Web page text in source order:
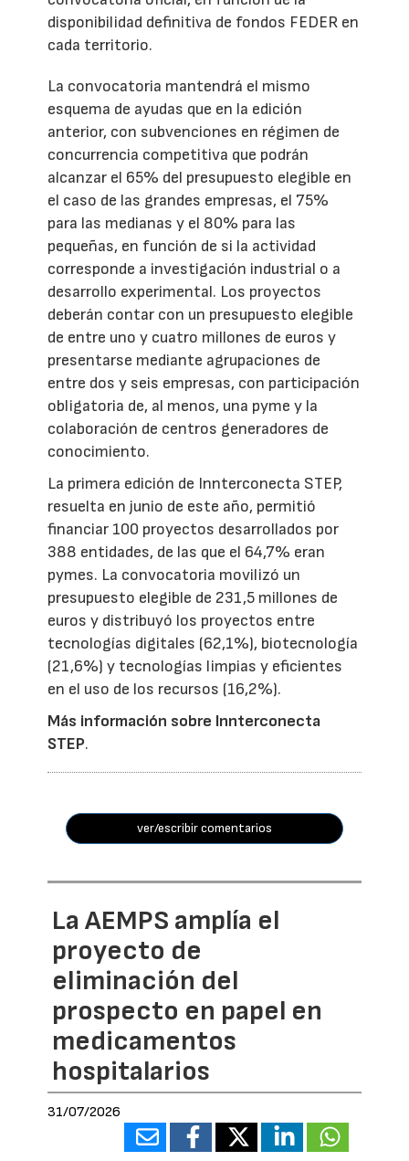
disponibilidad definitiva de fondos FEDER en
cada territorio.
La convocatoria mantendrá el mismo
esquema de ayudas que en la edición
anterior, con subvenciones en régimen de
concurrencia competitiva que podrán
alcanzar el 65% del presupuesto elegible en
el caso de las grandes empresas, el 75%
para las medianas y el 80% para las
pequeñas, en función de si la actividad
corresponde a investigación industrial o a
desarrollo experimental. Los proyectos
deberán contar con un presupuesto elegible
de entre uno y cuatro millones de euros y
presentarse mediante agrupaciones de
entre dos y seis empresas, con participación
obligatoria de, al menos, una pyme y la
colaboración de centros generadores de
conocimiento.
La primera edición de Innterconecta STEP,
resuelta en junio de este año, permitió
financiar 100 proyectos desarrollados por
388 entidades, de las que el 64,7% eran
pymes. La convocatoria movilizó un
presupuesto elegible de 231,5 millones de
euros y distribuyó los proyectos entre
tecnologías digitales (62,1%), biotecnología
(21,6%) y tecnologías limpias y eficientes
en el uso de los recursos (16,2%).
Más información sobre Innterconecta
STEP.
ver/escribir comentarios
La AEMPS amplía el
proyecto de
eliminación del
prospecto en papel en
medicamentos
hospitalarios
31/07/2026